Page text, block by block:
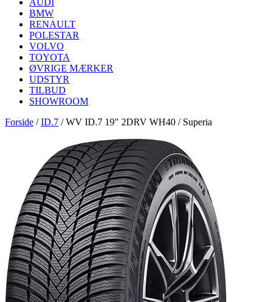
AUDI
BMW
RENAULT
POLESTAR
VOLVO
TOYOTA
ØVRIGE MÆRKER
UDSTYR
TILBUD
SHOWROOM
Forside /ID.7 /WV ID.7 19″ 2DRV WH40 / Superia